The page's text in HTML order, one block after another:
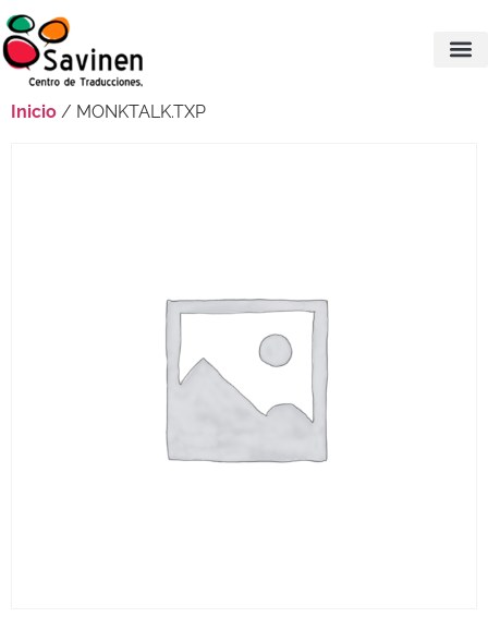
Inicio / MONKTALK.TXP